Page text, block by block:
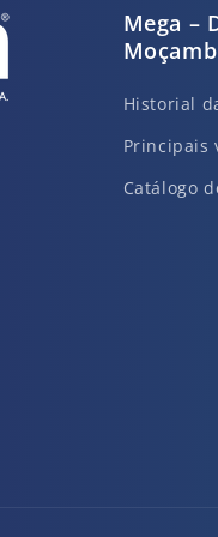
Mega –
Historial
Principais
Catálogo